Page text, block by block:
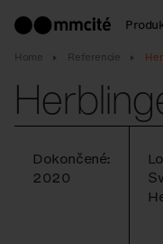
Home Referencie
Dokončené:
2020